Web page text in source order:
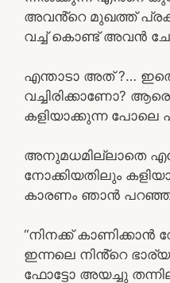
അവൻ്റെ മുഖത്ത്
വച്ച് കൊണ്ട് അവൻ
എന്താടാ അത് ?…
വച്ചിരിക്കാണോ?
കളിയാക്കുന്ന പോലെ
അനുമധമില്ലാതെ
നോക്കിയതിലും
കാരണം ഞാൻ
“നിനക്ക് കാണിക്കാൻ
ഇന്നലെ നിൻ്റെ
ഫോട്ടോ അയച്ചു